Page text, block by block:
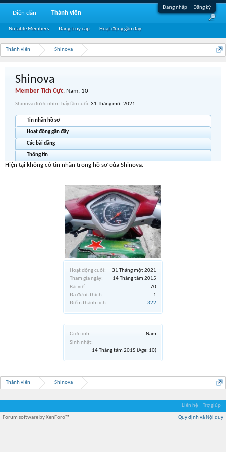
Đăng nhập Đăng ký
Thành viên Shinova
Hoạt động cuối:
31 Tháng một 2021
Tham gia ngày:
14 Tháng tám 2015
Bài viết:
70
Đã được thích:
1
Điểm thành tích:
322
Giới tính:
Nam
Sinh nhật:
14 Tháng tám 2015 (Age: 10)
Shinova
Member Tích Cực, Nam, 10
Shinova được nhìn thấy lần cuối: 31 Tháng một 2021
Tin nhắn hồ sơ
Hoạt động gần đây
Các bài đăng
Thông tin
Hiện tại không có tin nhắn trong hồ sơ của Shinova.
Thành viên Shinova
Diễn đàn Thành viên
Notable Members Đang truy cập Hoạt động gần đây
Liên hệ Trợ giúp
Quy định và Nội quy
Forum software by XenForo™